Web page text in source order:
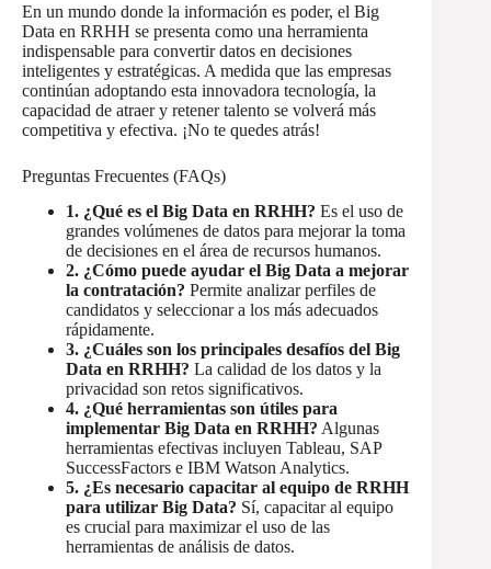
En un mundo donde la información es poder, el Big
Data en RRHH se presenta como una herramienta
indispensable para convertir datos en decisiones
inteligentes y estratégicas. A medida que las empresas
continúan adoptando esta innovadora tecnología, la
capacidad de atraer y retener talento se volverá más
competitiva y efectiva. ¡No te quedes atrás!
Preguntas Frecuentes (FAQs)
1. ¿Qué es el Big Data en RRHH? Es el uso de
grandes volúmenes de datos para mejorar la toma
de decisiones en el área de recursos humanos.
2. ¿Cómo puede ayudar el Big Data a mejorar
la contratación? Permite analizar perfiles de
candidatos y seleccionar a los más adecuados
rápidamente.
3. ¿Cuáles son los principales desafíos del Big
Data en RRHH? La calidad de los datos y la
privacidad son retos significativos.
4. ¿Qué herramientas son útiles para
implementar Big Data en RRHH? Algunas
herramientas efectivas incluyen Tableau, SAP
SuccessFactors e IBM Watson Analytics.
5. ¿Es necesario capacitar al equipo de RRHH
para utilizar Big Data? Sí, capacitar al equipo
es crucial para maximizar el uso de las
herramientas de análisis de datos.